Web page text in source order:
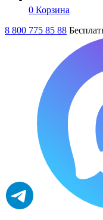
0 Корзина
8 800 775 85 88